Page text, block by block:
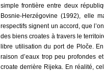
simple frontière entre deux
Bosnie-Herzégovine (1992), elle
respectifs signent un accord, que
des biens croates à travers le
libre utilisation du port de Ploče.
raison d’eaux trop peu profondes
croate derrière Rijeka. En réalité,